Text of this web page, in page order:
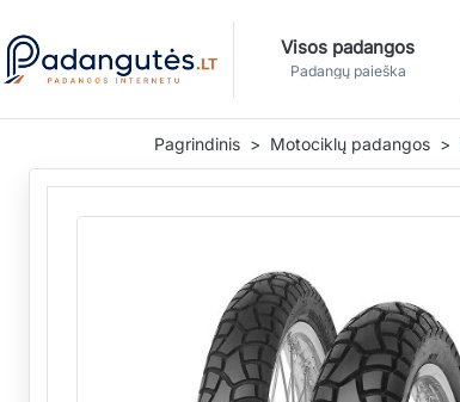
Visos padangos
Padangų paieška
Pagrindinis Motociklų padangos